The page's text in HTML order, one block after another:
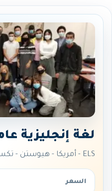
لغة إنجليزية
ELS - أمريكا - هيوستن - تكساس
السعر